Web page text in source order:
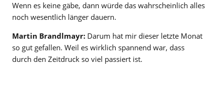
Wenn es keine gäbe, dann würde das wahrscheinlich alles
noch wesentlich länger dauern.
Martin Brandlmayr: Darum hat mir dieser letzte Monat
so gut gefallen. Weil es wirklich spannend war, dass
durch den Zeitdruck so viel passiert ist.